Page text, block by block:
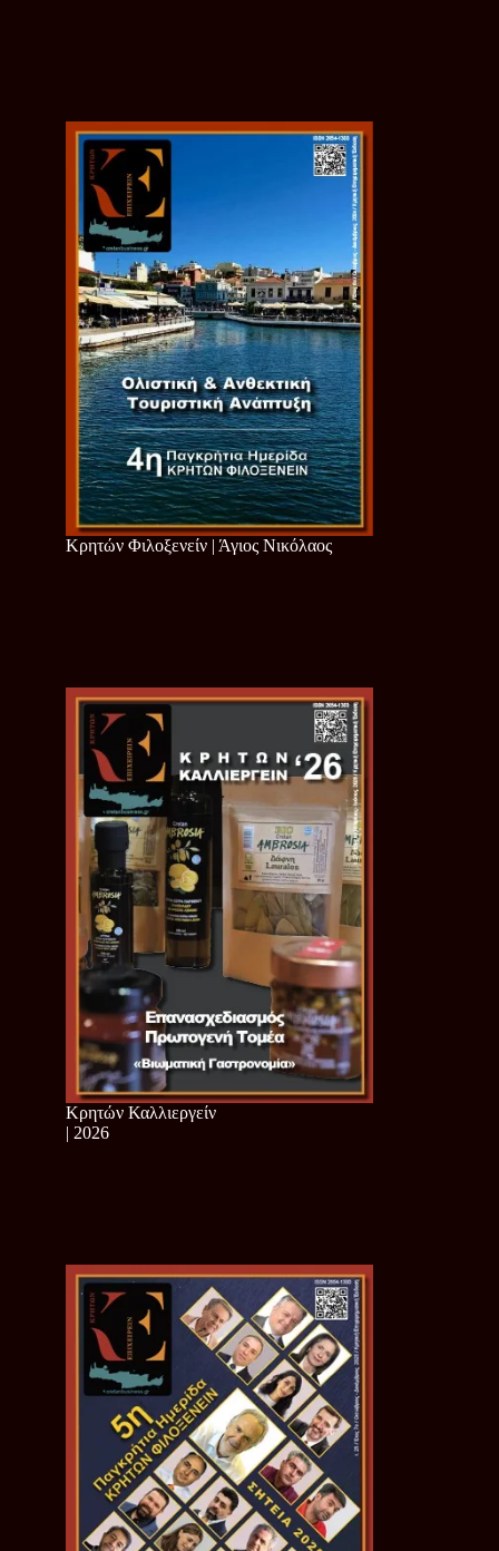
Κρητών Φιλοξενείν | Άγιος Νικόλαος
Κρητών Καλλιεργείν
| 2026